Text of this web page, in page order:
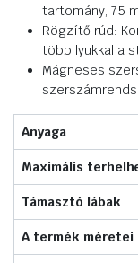
tartomány, 75
Rögzítő rúd:
több lyukkal a
Mágneses
Anyaga
Maximális
Támasztó lábak
A termék méretei